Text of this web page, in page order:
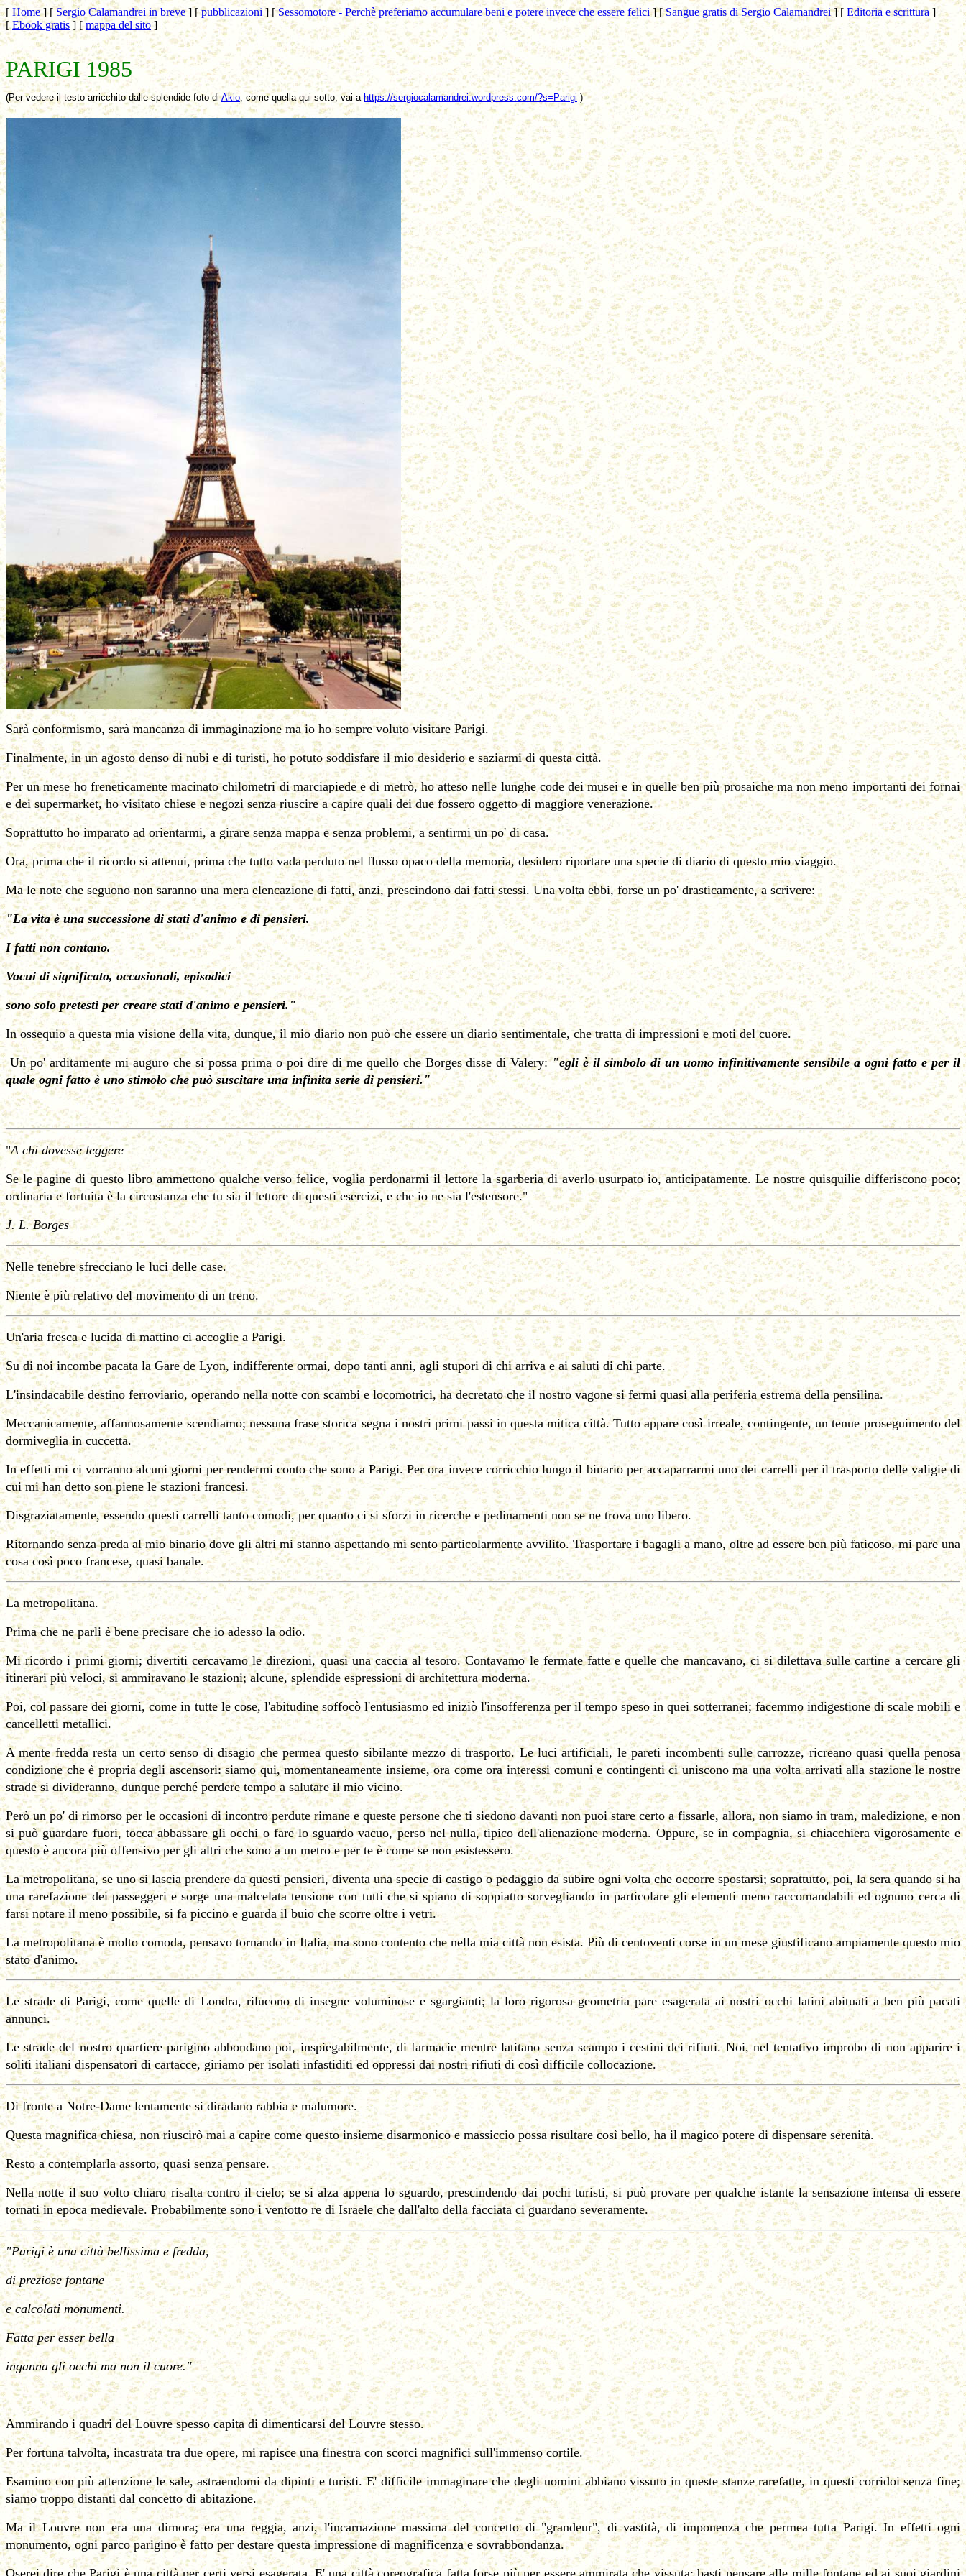
[ Home] [Sergio Calamandrei in breve] [pubblicazioni ] [Sessomotore - Perchè preferiamo accumulare beni e potere invece che essere felici] [Sangue gratis di Sergio Calamandrei] [ Editoria e scrittura ]
[Ebook gratis ] [mappa del sito ]
PARIGI 1985
(Per vedere il testo arricchito dalle splendide foto diAkio, come quella qui sotto, vai ahttps://sergiocalamandrei.wordpress.com/?s=Parigi )
Sarà conformismo, sarà mancanza di immaginazione ma io ho sempre voluto visitare Parigi.
Finalmente, in un agosto denso di nubi e di turisti, ho potuto soddisfare il mio desiderio e saziarmi di questa città.
Per un mese ho freneticamente macinato chilometri di marciapiede e di metrò, ho atteso nelle lunghe code dei musei e in quelle ben più prosaiche ma non meno importanti dei fornai
e dei supermarket, ho visitato chiese e negozi senza riuscire a capire quali dei due fossero oggetto di maggiore venerazione.
Soprattutto ho imparato ad orientarmi, a girare senza mappa e senza problemi, a sentirmi un po' di casa.
Ora, prima che il ricordo si attenui, prima che tutto vada perduto nel flusso opaco della memoria, desidero riportare una specie di diario di questo mio viaggio.
Ma le note che seguono non saranno una mera elencazione di fatti, anzi, prescindono dai fatti stessi. Una volta ebbi, forse un po' drasticamente, a scrivere:
"La vita è una successione di stati d'animo e di pensieri.
I fatti non contano.
Vacui di significato, occasionali, episodici
sono solo pretesti per creare stati d'animo e pensieri."
In ossequio a questa mia visione della vita, dunque, il mio diario non può che essere un diario sentimentale, che tratta di impressioni e moti del cuore.
Un po' arditamente mi auguro che si possa prima o poi dire di me quello che Borges disse di Valery:"egli è il simbolo di un uomo infinitivamente sensibile a ogni fatto e per il
quale ogni fatto è uno stimolo che può suscitare una infinita serie di pensieri."
"A chi dovesse leggere
Se le pagine di questo libro ammettono qualche verso felice, voglia perdonarmi il lettore la sgarberia di averlo usurpato io, anticipatamente. Le nostre quisquilie differiscono poco;
ordinaria e fortuita è la circostanza che tu sia il lettore di questi esercizi, e che io ne sia l'estensore."
J. L. Borges
Nelle tenebre sfrecciano le luci delle case.
Niente è più relativo del movimento di un treno.
Un'aria fresca e lucida di mattino ci accoglie a Parigi.
Su di noi incombe pacata la Gare de Lyon, indifferente ormai, dopo tanti anni, agli stupori di chi arriva e ai saluti di chi parte.
L'insindacabile destino ferroviario, operando nella notte con scambi e locomotrici, ha decretato che il nostro vagone si fermi quasi alla periferia estrema della pensilina.
Meccanicamente, affannosamente scendiamo; nessuna frase storica segna i nostri primi passi in questa mitica città. Tutto appare così irreale, contingente, un tenue proseguimento del
dormiveglia in cuccetta.
In effetti mi ci vorranno alcuni giorni per rendermi conto che sono a Parigi. Per ora invece corricchio lungo il binario per accaparrarmi uno dei carrelli per il trasporto delle valigie di
cui mi han detto son piene le stazioni francesi.
Disgraziatamente, essendo questi carrelli tanto comodi, per quanto ci si sforzi in ricerche e pedinamenti non se ne trova uno libero.
Ritornando senza preda al mio binario dove gli altri mi stanno aspettando mi sento particolarmente avvilito. Trasportare i bagagli a mano, oltre ad essere ben più faticoso, mi pare una
cosa così poco francese, quasi banale.
La metropolitana.
Prima che ne parli è bene precisare che io adesso la odio.
Mi ricordo i primi giorni; divertiti cercavamo le direzioni, quasi una caccia al tesoro. Contavamo le fermate fatte e quelle che mancavano, ci si dilettava sulle cartine a cercare gli
itinerari più veloci, si ammiravano le stazioni; alcune, splendide espressioni di architettura moderna.
Poi, col passare dei giorni, come in tutte le cose, l'abitudine soffocò l'entusiasmo ed iniziò l'insofferenza per il tempo speso in quei sotterranei; facemmo indigestione di scale mobili e
cancelletti metallici.
A mente fredda resta un certo senso di disagio che permea questo sibilante mezzo di trasporto. Le luci artificiali, le pareti incombenti sulle carrozze, ricreano quasi quella penosa
condizione che è propria degli ascensori: siamo qui, momentaneamente insieme, ora come ora interessi comuni e contingenti ci uniscono ma una volta arrivati alla stazione le nostre
strade si divideranno, dunque perché perdere tempo a salutare il mio vicino.
Però un po' di rimorso per le occasioni di incontro perdute rimane e queste persone che ti siedono davanti non puoi stare certo a fissarle, allora, non siamo in tram, maledizione, e non
si può guardare fuori, tocca abbassare gli occhi o fare lo sguardo vacuo, perso nel nulla, tipico dell'alienazione moderna. Oppure, se in compagnia, si chiacchiera vigorosamente e
questo è ancora più offensivo per gli altri che sono a un metro e per te è come se non esistessero.
La metropolitana, se uno si lascia prendere da questi pensieri, diventa una specie di castigo o pedaggio da subire ogni volta che occorre spostarsi; soprattutto, poi, la sera quando si ha
una rarefazione dei passeggeri e sorge una malcelata tensione con tutti che si spiano di soppiatto sorvegliando in particolare gli elementi meno raccomandabili ed ognuno cerca di
farsi notare il meno possibile, si fa piccino e guarda il buio che scorre oltre i vetri.
La metropolitana è molto comoda, pensavo tornando in Italia, ma sono contento che nella mia città non esista. Più di centoventi corse in un mese giustificano ampiamente questo mio
stato d'animo.
Le strade di Parigi, come quelle di Londra, rilucono di insegne voluminose e sgargianti; la loro rigorosa geometria pare esagerata ai nostri occhi latini abituati a ben più pacati
annunci.
Le strade del nostro quartiere parigino abbondano poi, inspiegabilmente, di farmacie mentre latitano senza scampo i cestini dei rifiuti. Noi, nel tentativo improbo di non apparire i
soliti italiani dispensatori di cartacce, giriamo per isolati infastiditi ed oppressi dai nostri rifiuti di così difficile collocazione.
Di fronte a Notre-Dame lentamente si diradano rabbia e malumore.
Questa magnifica chiesa, non riuscirò mai a capire come questo insieme disarmonico e massiccio possa risultare così bello, ha il magico potere di dispensare serenità.
Resto a contemplarla assorto, quasi senza pensare.
Nella notte il suo volto chiaro risalta contro il cielo; se si alza appena lo sguardo, prescindendo dai pochi turisti, si può provare per qualche istante la sensazione intensa di essere
tornati in epoca medievale. Probabilmente sono i ventotto re di Israele che dall'alto della facciata ci guardano severamente.
"Parigi è una città bellissima e fredda,
di preziose fontane
e calcolati monumenti.
Fatta per esser bella
inganna gli occhi ma non il cuore."
Ammirando i quadri del Louvre spesso capita di dimenticarsi del Louvre stesso.
Per fortuna talvolta, incastrata tra due opere, mi rapisce una finestra con scorci magnifici sull'immenso cortile.
Esamino con più attenzione le sale, astraendomi da dipinti e turisti. E' difficile immaginare che degli uomini abbiano vissuto in queste stanze rarefatte, in questi corridoi senza fine;
siamo troppo distanti dal concetto di abitazione.
Ma il Louvre non era una dimora; era una reggia, anzi, l'incarnazione massima del concetto di "grandeur", di vastità, di imponenza che permea tutta Parigi. In effetti ogni
monumento, ogni parco parigino è fatto per destare questa impressione di magnificenza e sovrabbondanza.
Oserei dire che Parigi è una città per certi versi esagerata. E' una città coreografica fatta forse più per essere ammirata che vissuta; basti pensare alle mille fontane ed ai suoi giardini